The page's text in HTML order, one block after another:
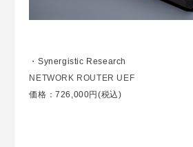
・Synergistic Research
NETWORK ROUTER UEF
価格：726,000円(税込)